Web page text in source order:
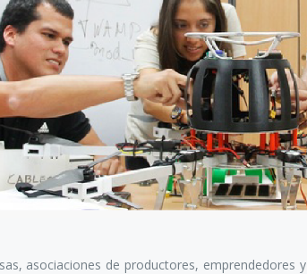
asociaciones de productores, emprendedores